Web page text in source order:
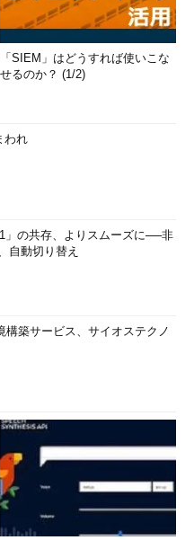
「SIEM」はどうすれば使いこな
せるのか？ (1/2)
われ
」の共存、よりスムーズに──非
自動切り替え
構築サービス、サイオステクノ